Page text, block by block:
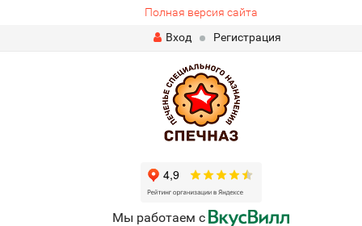
Полная версия сайта
Вход
Регистрация
Мы работаем с